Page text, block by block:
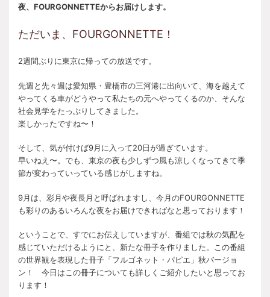
夜、FOURGONNETTEからお届けします。
ただいま、FOURGONNETTE！
2週間ぶりに東京に帰っての放送です。
先週と先々週は愛知県・豊橋市の三河港に出向いて、海を越えて
やってくる車がどうやって私たちの元へやってくるのか、そんな
社会見学をたっぷりしてきました。
楽しかったですね〜！
そして、気が付けば9月に入って20日が過ぎています。
早いねえ〜。でも、東京の夜も少しずつ風も涼しくなってきて季
節が変わっていっている感じがしますね。
9月は、彩月や夜長月と呼ばれますし、今月のFOURGONNETTE
も彩りのあるいろんな夜をお届けできればなと思っております！
ということで、すでにお伝えしていますが、番組では秋の気配を
感じていただけるようにと、新たな冊子を作りました。この番組
の世界観を表現した冊子「フルゴネット・パピエ」秋バージョ
ン！ 今日はこの冊子についても詳しくご紹介したいと思ってお
ります！